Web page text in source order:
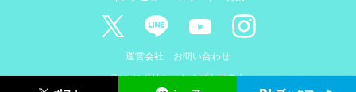
運営会社
お問い合わせ
Cookieポリシーとオプトアウト